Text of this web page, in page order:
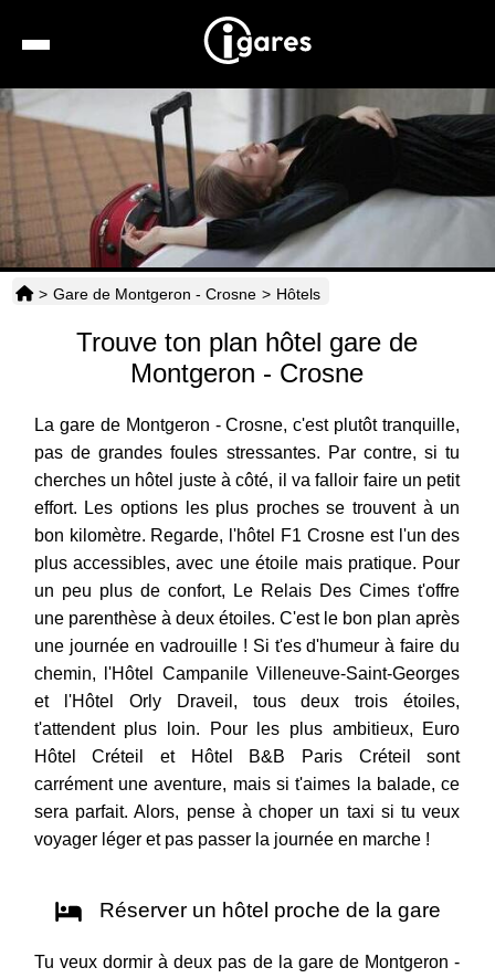
Location de voiture
Hôtels
Taxis
Horaires
> Gare de Montgeron - Crosne > Hôtels
Trouve ton plan hôtel gare de
Montgeron - Crosne
La gare de Montgeron - Crosne, c'est plutôt tranquille,
pas de grandes foules stressantes. Par contre, si tu
cherches un hôtel juste à côté, il va falloir faire un petit
effort. Les options les plus proches se trouvent à un
bon kilomètre. Regarde, l'hôtel F1 Crosne est l'un des
plus accessibles, avec une étoile mais pratique. Pour
un peu plus de confort, Le Relais Des Cimes t'offre
une parenthèse à deux étoiles. C'est le bon plan après
une journée en vadrouille ! Si t'es d'humeur à faire du
chemin, l'Hôtel Campanile Villeneuve-Saint-Georges
et l'Hôtel Orly Draveil, tous deux trois étoiles,
t'attendent plus loin. Pour les plus ambitieux, Euro
Hôtel Créteil et Hôtel B&B Paris Créteil sont
carrément une aventure, mais si t'aimes la balade, ce
sera parfait. Alors, pense à choper un taxi si tu veux
voyager léger et pas passer la journée en marche !
Réserver un hôtel proche de la gare
Tu veux dormir à deux pas de la gare de Montgeron -